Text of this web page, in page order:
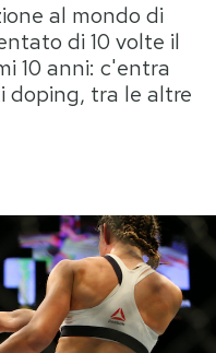
Storie/Idee
Ok Boomer!
Media
Europa
al mondo di
di 10 volte il
10 anni: c'entra
doping, tra le altre